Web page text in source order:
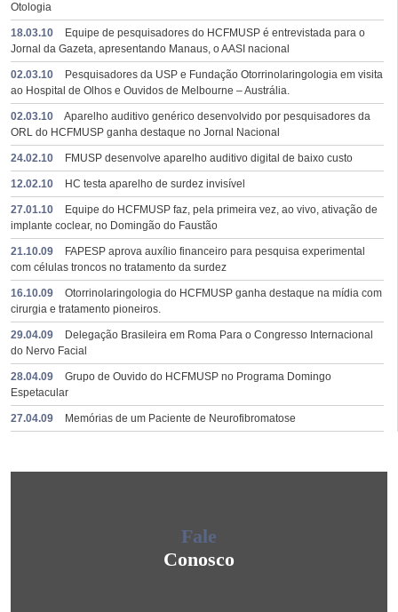
Otologia
18.03.10
Equipe de pesquisadores do HCFMUSP é entrevistada para o
Jornal da Gazeta, apresentando Manaus, o AASI nacional
02.03.10
Pesquisadores da USP e Fundação Otorrinolaringologia em visita
ao Hospital de Olhos e Ouvidos de Melbourne – Austrália.
02.03.10
Aparelho auditivo genérico desenvolvido por pesquisadores da
ORL do HCFMUSP ganha destaque no Jornal Nacional
24.02.10 FMUSP desenvolve aparelho auditivo digital de baixo custo
12.02.10 HC testa aparelho de surdez invisível
27.01.10
Equipe do HCFMUSP faz, pela primeira vez, ao vivo, ativação de
implante coclear, no Domingão do Faustão
21.10.09
FAPESP aprova auxílio financeiro para pesquisa experimental
com células troncos no tratamento da surdez
16.10.09
Otorrinolaringologia do HCFMUSP ganha destaque na mídia com
cirurgia e tratamento pioneiros.
29.04.09
Delegação Brasileira em Roma Para o Congresso Internacional
do Nervo Facial
28.04.09
Grupo de Ouvido do HCFMUSP no Programa Domingo
Espetacular
27.04.09 Memórias de um Paciente de Neurofibromatose
Fale
Conosco